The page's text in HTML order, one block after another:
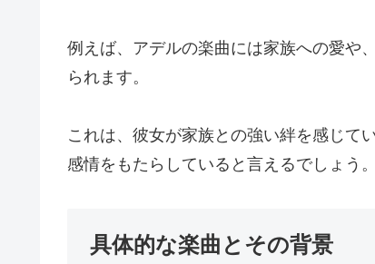
例えば、アデルの楽曲には家族への愛や
られます。
これは、彼女が家族との強い絆を感じて
感情をもたらしていると言えるでしょう。
具体的な楽曲とその背景